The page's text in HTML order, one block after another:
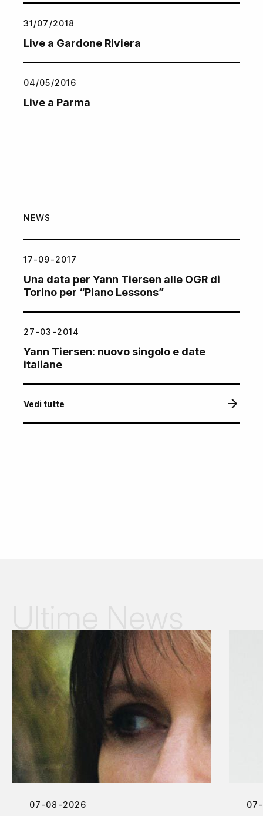
31/07/2018
Live a Gardone Riviera
04/05/2016
Live a Parma
NEWS
17-09-2017
Una data per Yann Tiersen alle OGR di
Torino per “Piano Lessons”
27-03-2014
Yann Tiersen: nuovo singolo e date
italiane
Vedi tutte
07-08-2026